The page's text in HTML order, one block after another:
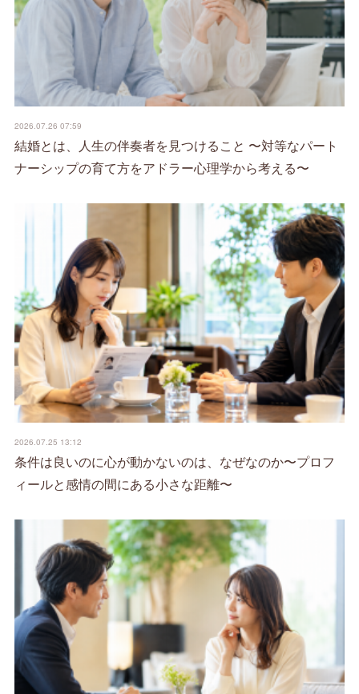
2026.07.26 07:59
結婚とは、人生の伴奏者を見つけること 〜対等なパート
ナーシップの育て方をアドラー心理学から考える〜
2026.07.25 13:12
条件は良いのに心が動かないのは、なぜなのか〜プロフ
ィールと感情の間にある小さな距離〜